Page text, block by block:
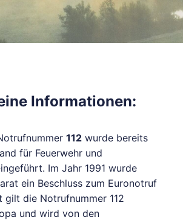
Informationen:
112 wurde bereits
für Feuerwehr und
Im Jahr 1991 wurde
ein Beschluss zum Euronotruf
gilt die Notrufnummer 112
und wird von den